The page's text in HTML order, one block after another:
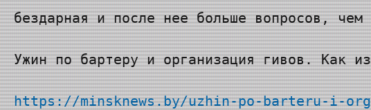
бездарная и после нее больше вопросов,
Ужин по бартеру и организация гивов. Как
https://minsknews.by/uzhin-po-barteru-i-